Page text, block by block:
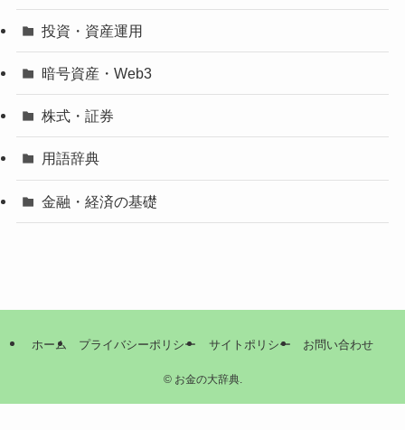
投資・資産運用
暗号資産・Web3
株式・証券
用語辞典
金融・経済の基礎
ホーム プライバシーポリシー サイトポリシー お問い合わせ
©お金の大辞典.